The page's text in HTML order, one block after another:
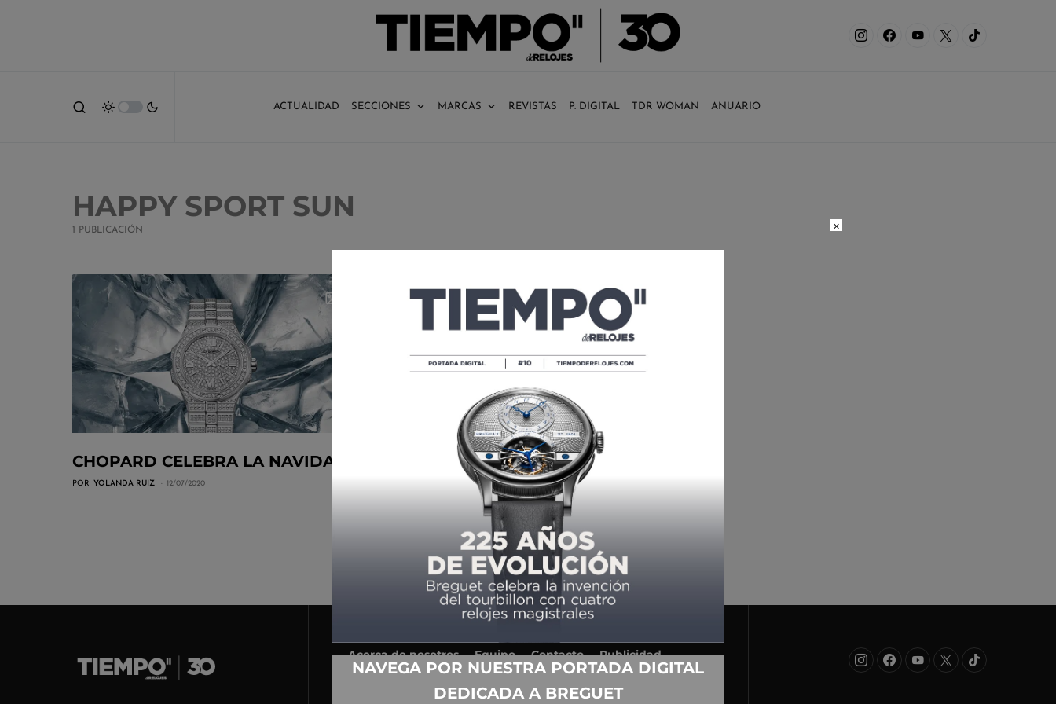
ACTUALIDAD SECCIONES MARCAS REVISTAS P. DIGITAL TDR WOMAN ANUARIO
HAPPY SPORT SUN
1 PUBLICACIÓN
CHOPARD CELEBRA LA NAVIDAD
POR YOLANDA RUIZ 12/07/2020
Acerca de nosotros Equipo Contacto
Publicidad
Anuario
Términos y condiciones de uso
Política de privacidad
×
NAVEGA POR NUESTRA PORTADA DIGITAL
DEDICADA A BREGUET